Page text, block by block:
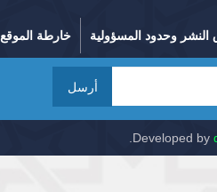
خارطة الموقع وحدود المسؤولية
أرسل